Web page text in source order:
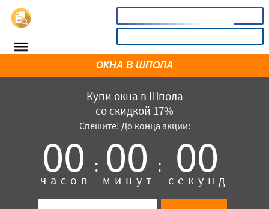
Купи окна в Шпола
со скидкой 17%
Спешите! До конца акции:
00 :
часов 00 :
минут 00
секунд
ОКНА В ШПОЛА
×